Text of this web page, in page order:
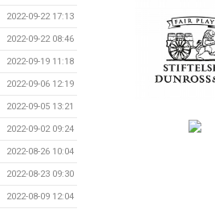
2022-09-22 17:13
2022-09-22 08:46
2022-09-19 11:18
2022-09-06 12:19
2022-09-05 13:21
2022-09-02 09:24
2022-08-26 10:04
2022-08-23 09:30
2022-08-09 12:04